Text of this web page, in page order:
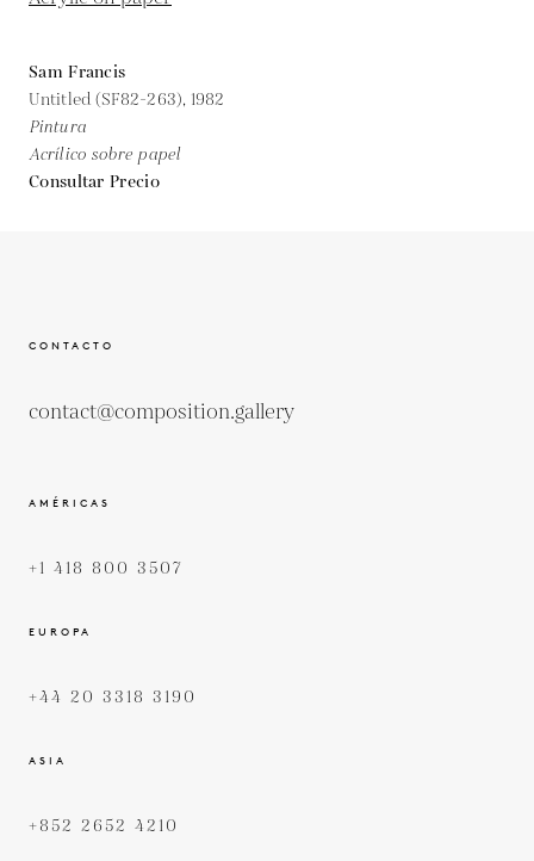
Sam Francis
Untitled (SF82-263), 1982
Pintura
Acrílico sobre papel
Consultar Precio
CONTACTO
contact@composition.gallery
AMÉRICAS
+1 418 800 3507
EUROPA
+44 20 3318 3190
ASIA
+852 2652 4210